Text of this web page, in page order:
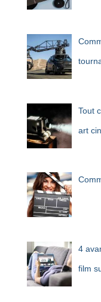
Tout
art
4
film